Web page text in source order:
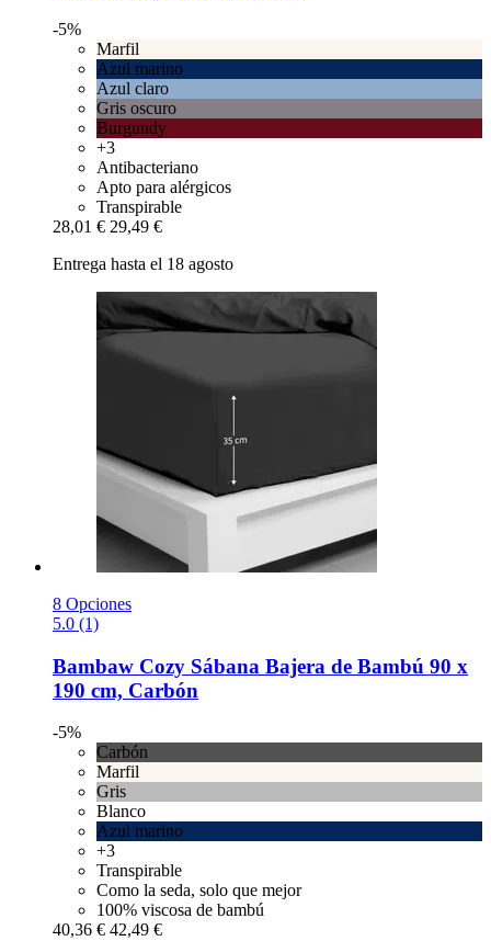
-5%
Marfil
Azul marino
Azul claro
Gris oscuro
Burgundy
+3
Antibacteriano
Apto para alérgicos
Transpirable
28,01 € 29,49 €
Entrega hasta el 18 agosto
8 Opciones
5.0 (1)
Bambaw Cozy Sábana Bajera de Bambú 90 x
190 cm, Carbón
-5%
Carbón
Marfil
Gris
Blanco
Azul marino
+3
Transpirable
Como la seda, solo que mejor
100% viscosa de bambú
40,36 € 42,49 €